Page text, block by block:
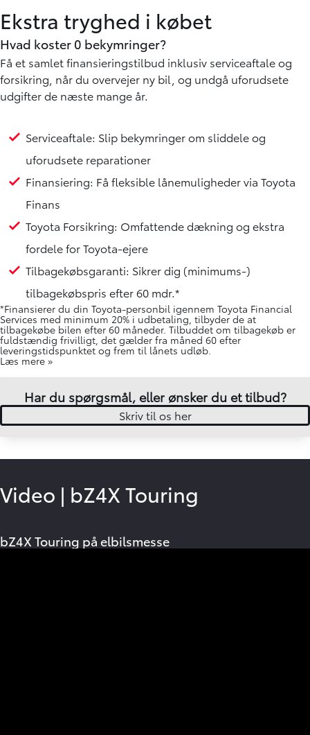
Ekstra tryghed i købet
Hvad koster 0 bekymringer?
Få et samlet finansieringstilbud inklusiv serviceaftale og
forsikring, når du overvejer ny bil, og undgå uforudsete
udgifter de næste mange år.
Serviceaftale: Slip bekymringer om sliddele og
uforudsete reparationer
Finansiering: Få fleksible lånemuligheder via Toyota
Finans
Toyota Forsikring: Omfattende dækning og ekstra
fordele for Toyota-ejere
Tilbagekøbsgaranti: Sikrer dig (minimums-)
tilbagekøbspris efter 60 mdr.*
*Finansierer du din Toyota-personbil igennem Toyota Financial
Services med minimum 20% i udbetaling, tilbyder de at
tilbagekøbe bilen efter 60 måneder. Tilbuddet om tilbagekøb er
fuldstændig frivilligt, det gælder fra måned 60 efter
leveringstidspunktet og frem til lånets udløb.
Læs mere »
Har du spørgsmål, eller ønsker du et tilbud?
Skriv til os her
Video | bZ4X Touring
bZ4X Touring på elbilsmesse